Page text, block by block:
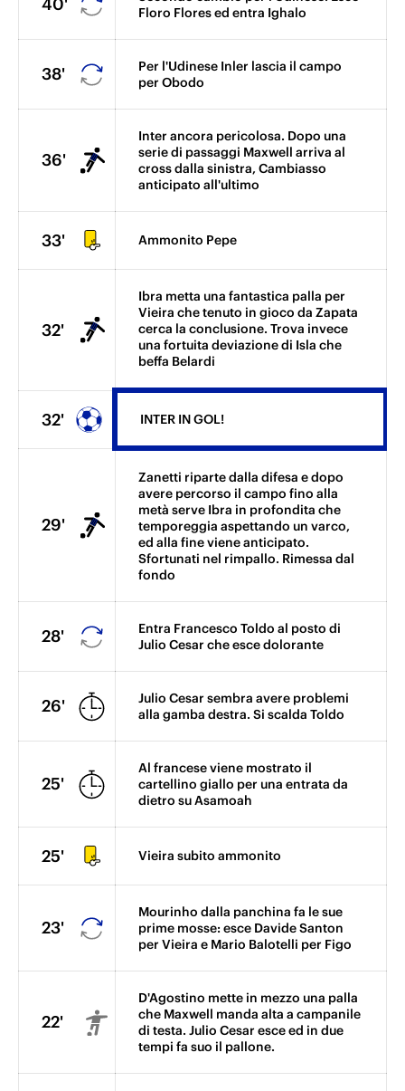
Floro Flores ed entra Ighalo
38'
Per l'Udinese Inler lascia il campo
per Obodo
36'
Inter ancora pericolosa. Dopo una
serie di passaggi Maxwell arriva al
cross dalla sinistra, Cambiasso
anticipato all'ultimo
33' Ammonito Pepe
32'
Ibra metta una fantastica palla per
Vieira che tenuto in gioco da Zapata
cerca la conclusione. Trova invece
una fortuita deviazione di Isla che
beffa Belardi
32' INTER IN GOL!
29'
Zanetti riparte dalla difesa e dopo
avere percorso il campo fino alla
metà serve Ibra in profondita che
temporeggia aspettando un varco,
ed alla fine viene anticipato.
Sfortunati nel rimpallo. Rimessa dal
fondo
28'
Entra Francesco Toldo al posto di
Julio Cesar che esce dolorante
26'
Julio Cesar sembra avere problemi
alla gamba destra. Si scalda Toldo
25'
Al francese viene mostrato il
cartellino giallo per una entrata da
dietro su Asamoah
25' Vieira subito ammonito
23'
Mourinho dalla panchina fa le sue
prime mosse: esce Davide Santon
per Vieira e Mario Balotelli per Figo
22'
D'Agostino mette in mezzo una palla
che Maxwell manda alta a campanile
di testa. Julio Cesar esce ed in due
tempi fa suo il pallone.